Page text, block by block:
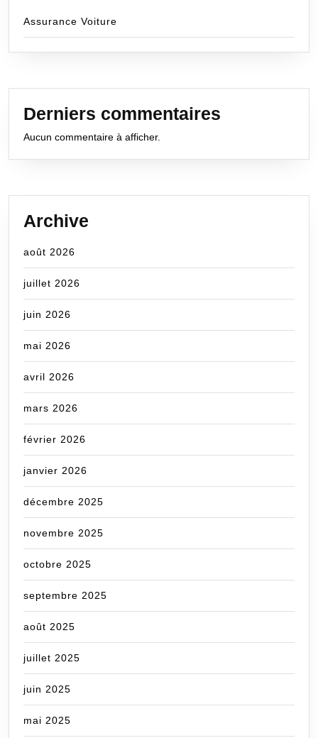
Assurance Voiture
Derniers commentaires
Aucun commentaire à afficher.
Archive
août 2026
juillet 2026
juin 2026
mai 2026
avril 2026
mars 2026
février 2026
janvier 2026
décembre 2025
novembre 2025
octobre 2025
septembre 2025
août 2025
juillet 2025
juin 2025
mai 2025